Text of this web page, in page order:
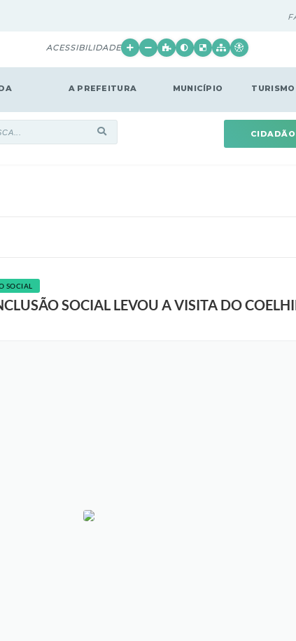
ACESSIBILIDADE
A PREFEITURA MUNICÍPIO TURISMO
CIDADÃO
SOCIAL
SOCIAL LEVOU A VISITA DO